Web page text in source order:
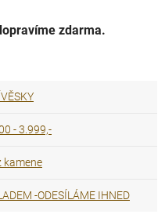
zdarma.
- 3.999,-
kamene
-ODESÍLÁME IHNED